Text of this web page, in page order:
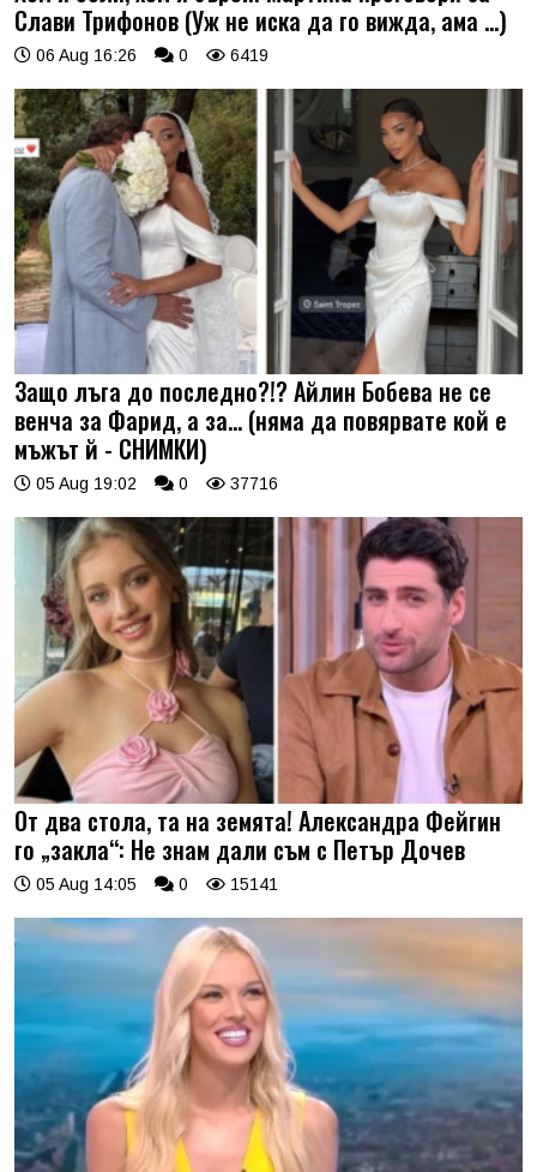
Слави Трифонов (Уж не иска да го вижда, ама …)
06 Aug 16:26 0 6419
Защо лъга до последно?!? Айлин Бобева не се
венча за Фарид, а за... (няма да повярвате кой е
мъжът й - СНИМКИ)
05 Aug 19:02 0 37716
От два стола, та на земята! Александра Фейгин
го „закла“: Не знам дали съм с Петър Дочев
05 Aug 14:05 0 15141